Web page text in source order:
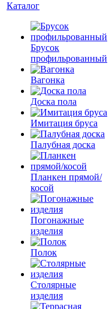
Каталог
Брусок
профильрованный
Вагонка
Доска пола
Имитация бруса
Палубная доска
Планкен прямой/
косой
Погонажные
изделия
Полок
Столярные
изделия